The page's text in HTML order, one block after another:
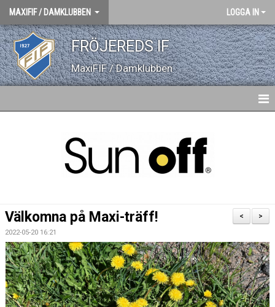
MAXIFIF / DAMKLUBBEN LOGGA IN
FRÖJEREDS IF
MaxiFIF / Damklubben
DOKUMENT
KONTAKT
>
<
Välkomna på Maxi-träff!
2022-05-20 16:21